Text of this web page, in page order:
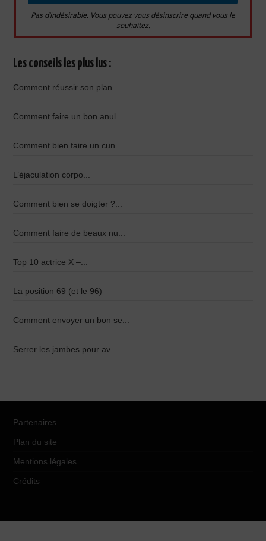
Pas d’indésirable. Vous pouvez vous désinscrire quand vous le
souhaitez.
Les conseils les plus lus :
Comment réussir son plan...
Comment faire un bon anul...
Comment bien faire un cun...
L’éjaculation corpo...
Comment bien se doigter ?...
Comment faire de beaux nu...
Top 10 actrice X –...
La position 69 (et le 96)
Comment envoyer un bon se...
Serrer les jambes pour av...
Partenaires
Plan du site
Mentions légales
Crédits